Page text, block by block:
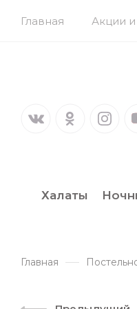
Главная Акции
Халаты
Главная